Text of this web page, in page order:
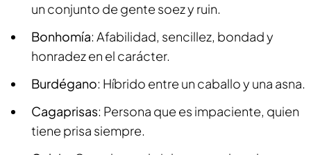
un conjunto de gente soez y ruin.
Bonhomía: Afabilidad, sencillez, bondad y
honradez en el carácter.
Burdégano: Híbrido entre un caballo y una asna.
Cagaprisas: Persona que es impaciente, quien
tiene prisa siempre.